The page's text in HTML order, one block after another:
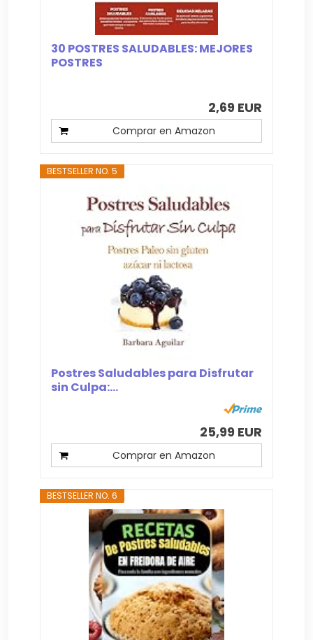
30 POSTRES SALUDABLES: MEJORES
POSTRES
2,69 EUR
Comprar en Amazon
BESTSELLER NO. 5
Postres Saludables para Disfrutar
sin Culpa:...
25,99 EUR
Comprar en Amazon
BESTSELLER NO. 6